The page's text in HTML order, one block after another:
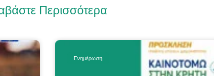
Περισσότερα
Ενημέρωση